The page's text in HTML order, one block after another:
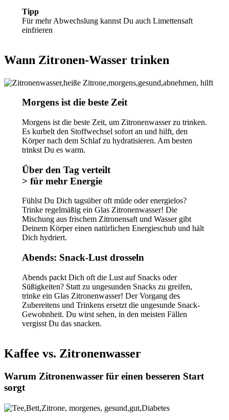
Tipp
Für mehr Abwechslung kannst Du auch Limettensaft
einfrieren
Wann Zitronen-Wasser trinken
Morgens ist die beste Zeit
Morgens ist die beste Zeit, um Zitronenwasser zu trinken.
Es kurbelt den Stoffwechsel sofort an und hilft, den
Körper nach dem Schlaf zu hydratisieren. Am besten
trinkst Du es warm.
Über den Tag verteilt
> für mehr Energie
Fühlst Du Dich tagsüber oft müde oder energielos?
Trinke regelmäßig ein Glas Zitronenwasser! Die
Mischung aus frischem Zitronensaft und Wasser gibt
Deinem Körper einen natürlichen Energieschub und hält
Dich hydriert.
Abends: Snack-Lust drosseln
Abends packt Dich oft die Lust auf Snacks oder
Süßigkeiten? Statt zu ungesunden Snacks zu greifen,
trinke ein Glas Zitronenwasser! Der Vorgang des
Zubereitens und Trinkens ersetzt die ungesunde Snack-
Gewohnheit. Du wirst sehen, in den meisten Fällen
vergisst Du das snacken.
Kaffee vs. Zitronenwasser
Warum Zitronenwasser für einen besseren Start
sorgt